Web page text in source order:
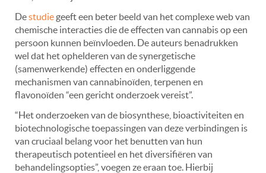
Destudie geeft een beter beeld van het complexe web van
chemische interacties die de effecten van cannabis op een
persoon kunnen beïnvloeden. De auteurs benadrukken
wel dat het ophelderen van de synergetische
(samenwerkende) effecten en onderliggende
mechanismen van cannabinoïden, terpenen en
flavonoïden “een gericht onderzoek vereist”.
“Het onderzoeken van de biosynthese, bioactiviteiten en
biotechnologische toepassingen van deze verbindingen is
van cruciaal belang voor het benutten van hun
therapeutisch potentieel en het diversifiëren van
behandelingsopties”, voegen ze eraan toe. Hierbij